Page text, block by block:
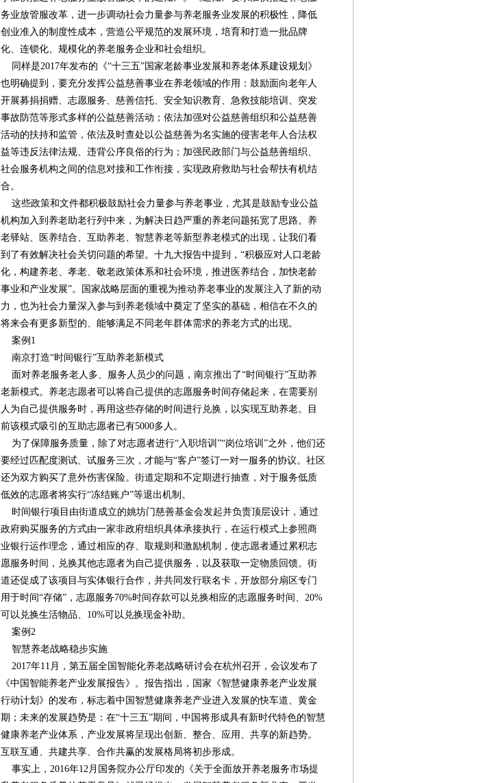
务业放管服改革，进一步调动社会力量参与养老服务业发展的积极性，降低
创业准入的制度性成本，营造公平规范的发展环境，培育和打造一批品牌
化、连锁化、规模化的养老服务企业和社会组织。
同样是2017年发布的《“十三五”国家老龄事业发展和养老体系建设规划》
也明确提到，要充分发挥公益慈善事业在养老领域的作用：鼓励面向老年人
开展募捐捐赠、志愿服务、慈善信托、安全知识教育、急救技能培训、突发
事故防范等形式多样的公益慈善活动；依法加强对公益慈善组织和公益慈善
活动的扶持和监管，依法及时查处以公益慈善为名实施的侵害老年人合法权
益等违反法律法规、违背公序良俗的行为；加强民政部门与公益慈善组织、
社会服务机构之间的信息对接和工作衔接，实现政府救助与社会帮扶有机结
合。
这些政策和文件都积极鼓励社会力量参与养老事业，尤其是鼓励专业公益
机构加入到养老助老行列中来，为解决日趋严重的养老问题拓宽了思路。养
老驿站、医养结合、互助养老、智慧养老等新型养老模式的出现，让我们看
到了有效解决社会关切问题的希望。十九大报告中提到，“积极应对人口老龄
化，构建养老、孝老、敬老政策体系和社会环境，推进医养结合，加快老龄
事业和产业发展”。国家战略层面的重视为推动养老事业的发展注入了新的动
力，也为社会力量深入参与到养老领域中奠定了坚实的基础，相信在不久的
将来会有更多新型的、能够满足不同老年群体需求的养老方式的出现。
案例1
南京打造“时间银行”互助养老新模式
面对养老服务老人多、服务人员少的问题，南京推出了“时间银行”互助养
老新模式。养老志愿者可以将自己提供的志愿服务时间存储起来，在需要别
人为自己提供服务时，再用这些存储的时间进行兑换，以实现互助养老。目
前该模式吸引的互助志愿者已有5000多人。
为了保障服务质量，除了对志愿者进行“入职培训”“岗位培训”之外，他们还
要经过匹配度测试、试服务三次，才能与“客户”签订一对一服务的协议。社区
还为双方购买了意外伤害保险。街道定期和不定期进行抽查，对于服务低质
低效的志愿者将实行“冻结账户”等退出机制。
时间银行项目由街道成立的姚坊门慈善基金会发起并负责顶层设计，通过
政府购买服务的方式由一家非政府组织具体承接执行，在运行模式上参照商
业银行运作理念，通过相应的存、取规则和激励机制，使志愿者通过累积志
愿服务时间，兑换其他志愿者为自己提供服务，以及获取一定物质回馈。街
道还促成了该项目与实体银行合作，并共同发行联名卡，开放部分扇区专门
用于时间“存储”，志愿服务70%时间存款可以兑换相应的志愿服务时间、20%
可以兑换生活物品、10%可以兑换现金补助。
案例2
智慧养老战略稳步实施
2017年11月，第五届全国智能化养老战略研讨会在杭州召开，会议发布了
《中国智能养老产业发展报告》。报告指出，国家《智慧健康养老产业发展
行动计划》的发布，标志着中国智慧健康养老产业进入发展的快车道、黄金
期；未来的发展趋势是：在“十三五”期间，中国将形成具有新时代特色的智慧
健康养老产业体系，产业发展将呈现出创新、整合、应用、共享的新趋势。
互联互通、共建共享、合作共赢的发展格局将初步形成。
事实上，2016年12月国务院办公厅印发的《关于全面放开养老服务市场提